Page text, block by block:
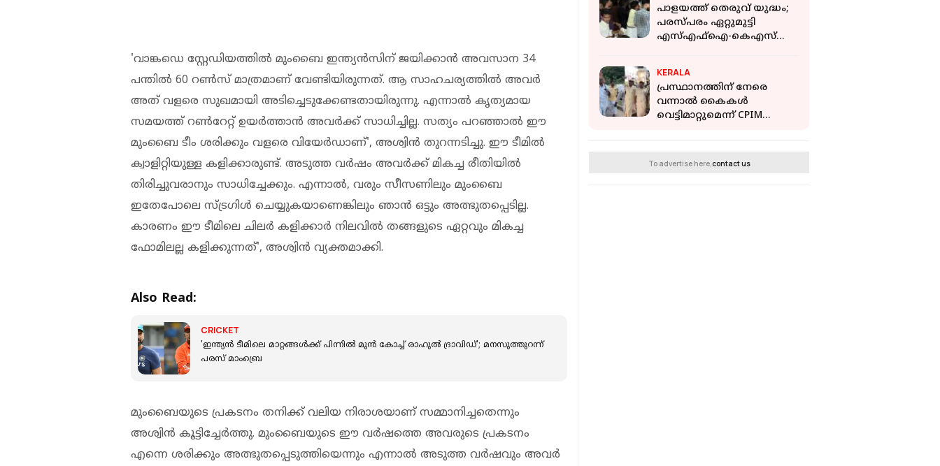
'വാങ്കഡെ സ്റ്റേഡിയത്തിൽ മുംബൈ ഇന്ത്യൻസിന് ജയിക്കാൻ അവസാന 34
പന്തിൽ 60 റൺസ് മാത്രമാണ് വേണ്ടിയിരുന്നത്. ആ സാഹചര്യത്തിൽ അവർ
അത് വളരെ സുഖമായി അടിച്ചെടുക്കേണ്ടതായിരുന്നു. എന്നാൽ കൃത്യമായ
സമയത്ത് റൺറേറ്റ് ഉയർത്താൻ അവർക്ക് സാധിച്ചില്ല. സത്യം പറഞ്ഞാൽ ഈ
മുംബൈ ടീം ശരിക്കും വളരെ വിയേർഡാണ്', അശ്വിൻ തുറന്നടിച്ചു. ഈ ടീമിൽ
ക്വാളിറ്റിയുള്ള കളിക്കാരുണ്ട്. അടുത്ത വർഷം അവർക്ക് മികച്ച രീതിയിൽ
തിരിച്ചുവരാനും സാധിച്ചേക്കും. എന്നാൽ, വരും സീസണിലും മുംബൈ
ഇതേപോലെ സ്ട്ര​ഗിൾ ചെയ്യുകയാണെങ്കിലും ഞാൻ ഒട്ടും അത്ഭുതപ്പെടില്ല.
കാരണം ഈ ടീമിലെ ചിലർ കളിക്കാർ നിലവിൽ തങ്ങളുടെ ഏറ്റവും മികച്ച
ഫോമിലല്ല കളിക്കുന്നത്', അശ്വിൻ വ്യക്തമാക്കി.
Also Read:
CRICKET
'ഇന്ത്യന്‍ ടീമിലെ മാറ്റങ്ങള്‍ക്ക് പിന്നിൽ മുൻ കോച്ച് രാഹുല്‍ ദ്രാവിഡ്'; മനസുത്തുറന്ന്
പരസ് മാംബ്രെ
മുംബൈയുടെ പ്രകടനം തനിക്ക് വലിയ നിരാശയാണ് സമ്മാനിച്ചതെന്നും
അശ്വിൻ കൂട്ടിച്ചേർത്തു. മുംബൈയുടെ ഈ വർഷത്തെ അവരുടെ പ്രകടനം
എന്നെ ശരിക്കും അത്ഭുതപ്പെടുത്തിയെന്നും എന്നാൽ അടുത്ത വർഷവും അവർ
പാളയത്ത് തെരുവ് യുദ്ധം;
പരസ്പരം ഏറ്റുമുട്ടി
എസ്എഫ്‌ഐ-കെഎസ്‌യു
KERALA
പ്രസ്ഥാനത്തിന് നേരെ
വന്നാൽ കൈകൾ
വെട്ടിമാറ്റുമെന്ന് CPIM
കൊലവിളി
To advertise here, contact us